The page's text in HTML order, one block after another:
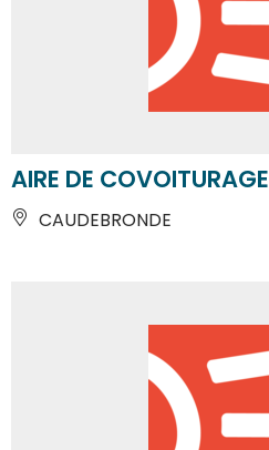
AIRE DE COVOITURAGE
CAUDEBRONDE